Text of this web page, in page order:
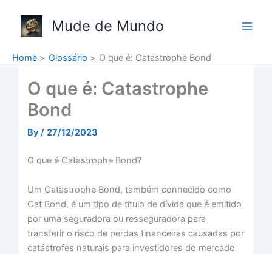
content
Mude de Mundo
Home Glossário O que é: Catastrophe Bond
O que é: Catastrophe
Bond
By / 27/12/2023
O que é Catastrophe Bond?
Um Catastrophe Bond, também conhecido como
Cat Bond, é um tipo de título de dívida que é emitido
por uma seguradora ou resseguradora para
transferir o risco de perdas financeiras causadas por
catástrofes naturais para investidores do mercado